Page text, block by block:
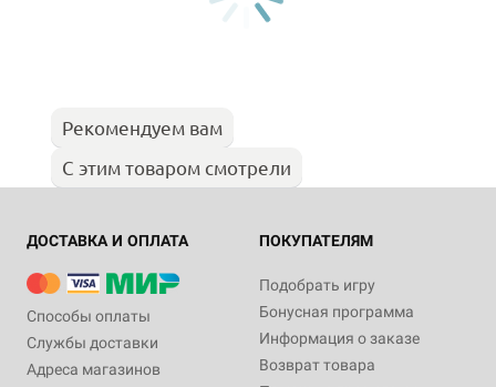
Рекомендуем вам
С этим товаром смотрели
ДОСТАВКА И ОПЛАТА
Способы оплаты
Службы доставки
Адреса магазинов
ПОКУПАТЕЛЯМ
Подобрать игру
Бонусная программа
Информация о заказе
Возврат товара